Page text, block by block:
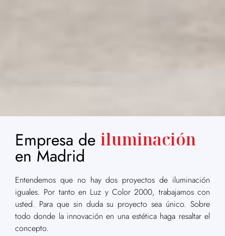
Empresa de iluminación
en Madrid
Entendemos que no hay dos proyectos de iluminación
iguales. Por tanto en Luz y Color 2000, trabajamos con
usted. Para que sin duda su proyecto sea único. Sobre
todo donde la innovación en una estética haga resaltar el
concepto.